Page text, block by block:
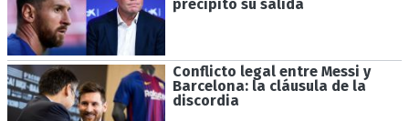
precipitó su salida
Conflicto legal entre Messi y
Barcelona: la cláusula de la
discordia